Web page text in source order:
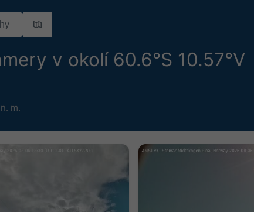
v okolí 60.6°S 10.57°V
m.